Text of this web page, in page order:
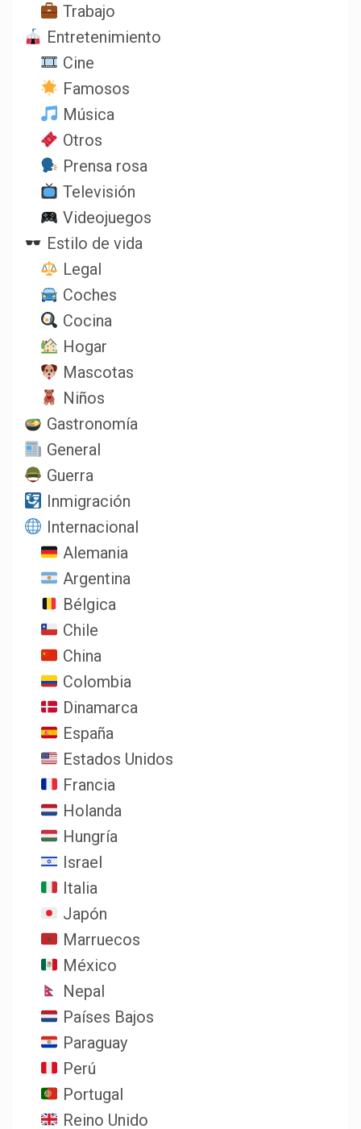
Trabajo
Entretenimiento
Cine
Famosos
Música
Otros
Prensa rosa
Televisión
Videojuegos
Estilo de vida
Legal
Coches
Cocina
Hogar
Mascotas
Niños
Gastronomía
General
Guerra
Inmigración
Internacional
Alemania
Argentina
Bélgica
Chile
China
Colombia
Dinamarca
España
Estados Unidos
Francia
Holanda
Hungría
Israel
Italia
Japón
Marruecos
México
Nepal
Países Bajos
Paraguay
Perú
Portugal
Reino Unido